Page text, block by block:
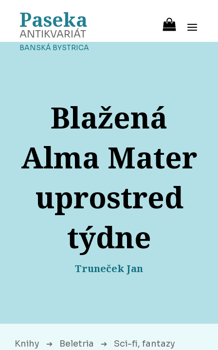
Paseka
ANTIKVARIÁT
BANSKÁ BYSTRICA
Blažená
Alma Mater
uprostred
týdne
Truneček Jan
Knihy ➔ Beletria ➔ Sci-fi, fantazy